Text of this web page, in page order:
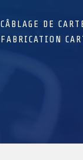
CÂBLAGE DE
FABRICATION